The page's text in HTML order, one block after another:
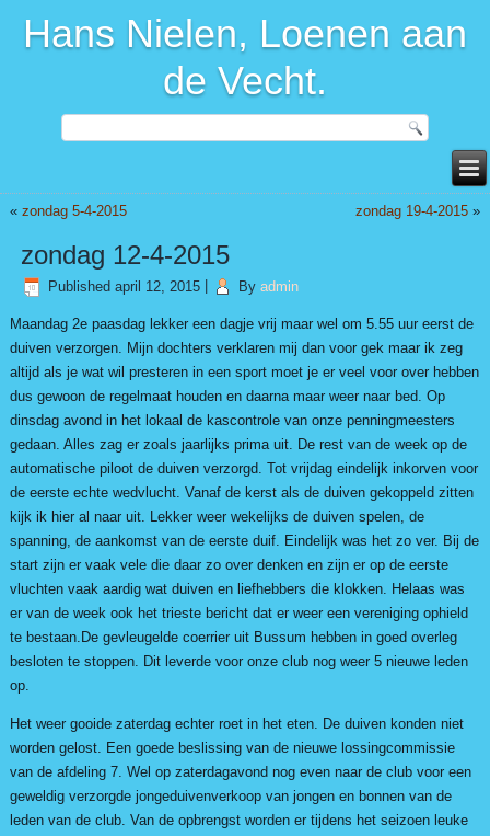
Hans Nielen, Loenen aan
de Vecht.
«zondag 5-4-2015 zondag 19-4-2015»
zondag 12-4-2015
Published april 12, 2015 By admin
Maandag 2e paasdag lekker een dagje vrij maar wel om 5.55 uur eerst de
duiven verzorgen. Mijn dochters verklaren mij dan voor gek maar ik zeg
altijd als je wat wil presteren in een sport moet je er veel voor over hebben
dus gewoon de regelmaat houden en daarna maar weer naar bed. Op
dinsdag avond in het lokaal de kascontrole van onze penningmeesters
gedaan. Alles zag er zoals jaarlijks prima uit. De rest van de week op de
automatische piloot de duiven verzorgd. Tot vrijdag eindelijk inkorven voor
de eerste echte wedvlucht. Vanaf de kerst als de duiven gekoppeld zitten
kijk ik hier al naar uit. Lekker weer wekelijks de duiven spelen, de
spanning, de aankomst van de eerste duif. Eindelijk was het zo ver. Bij de
start zijn er vaak vele die daar zo over denken en zijn er op de eerste
vluchten vaak aardig wat duiven en liefhebbers die klokken. Helaas was
er van de week ook het trieste bericht dat er weer een vereniging ophield
te bestaan.De gevleugelde coerrier uit Bussum hebben in goed overleg
besloten te stoppen. Dit leverde voor onze club nog weer 5 nieuwe leden
op.
Het weer gooide zaterdag echter roet in het eten. De duiven konden niet
worden gelost. Een goede beslissing van de nieuwe lossingcommissie
van de afdeling 7. Wel op zaterdagavond nog even naar de club voor een
geweldig verzorgde jongeduivenverkoop van jongen en bonnen van de
leden van de club. Van de opbrengst worden er tijdens het seizoen leuke